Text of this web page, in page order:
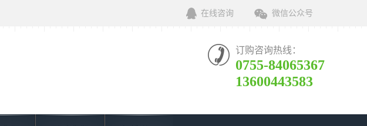
在线咨询 微信公众号
订购咨询热线：
0755-84065367
13600443583